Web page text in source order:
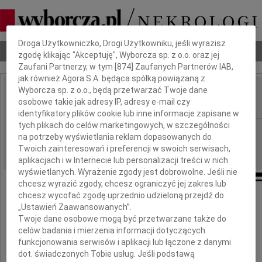
Nekrologi Odeszli Poradnik pogrzebowy
IMIĘ I NAZWISKO: Marek Gaszyński
REGION: Warszawa
DATA EMISJI: 20.01.2023
Dbamy o Twoją prywatność
Droga Użytkowniczko, Drogi Użytkowniku, jeśli wyrazisz
zgodę klikając "Akceptuję", Wyborcza sp. z o.o. oraz jej
Zaufani Partnerzy, w tym [874 ] Zaufanych Partnerów IAB,
jak również Agora S.A. będąca spółką powiązaną z
Wyborcza sp. z o.o., będą przetwarzać Twoje dane
osobowe takie jak adresy IP, adresy e-mail czy
identyfikatory plików cookie lub inne informacje zapisane w
tych plikach do celów marketingowych, w szczególności
na potrzeby wyświetlania reklam dopasowanych do
Twoich zainteresowań i preferencji w swoich serwisach,
aplikacjach i w Internecie lub personalizacji treści w nich
wyświetlanych. Wyrażenie zgody jest dobrowolne. Jeśli nie
chcesz wyrazić zgody, chcesz ograniczyć jej zakres lub
chcesz wycofać zgodę uprzednio udzieloną przejdź do
„Ustawień Zaawansowanych”.
Twoje dane osobowe mogą być przetwarzane także do
celów badania i mierzenia informacji dotyczących
funkcjonowania serwisów i aplikacji lub łączone z danymi
dot. świadczonych Tobie usług. Jeśli podstawą